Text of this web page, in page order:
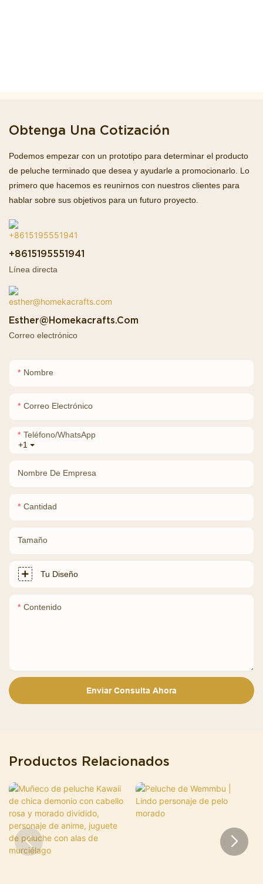
Obtenga Una Cotización
Podemos empezar con un prototipo para determinar el producto
de peluche terminado que desea y ayudarle a promocionarlo. Lo
primero que hacemos es reunirnos con nuestros clientes para
hablar sobre sus objetivos para un futuro proyecto.
+8615195551941
Línea directa
Esther@homekacrafts.com
Correo electrónico
Nombre
Correo Electrónico
+1
Teléfono/WhatsApp
Nombre De Empresa
Cantidad
Tamaño
Tu Diseño
Contenido
Enviar Consulta Ahora
Productos Relacionados